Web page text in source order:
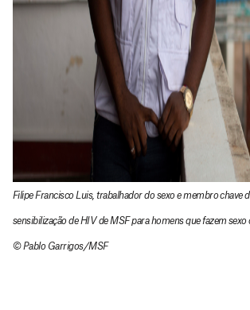
Filipe Francisco Luis, trabalhador do sexo e membro chave
sensibilização de HIV de MSF para homens que fazem
© Pablo Garrigos/MSF